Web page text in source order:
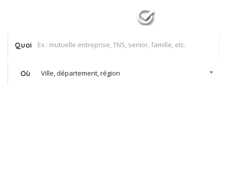
Quoi
Où Ville, département, région